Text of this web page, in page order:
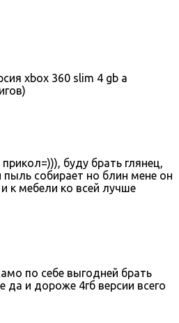
xbox 360 slim 4 gb а
буду брать глянец,
пыль собирает но блин мене он
к мебели ко всей лучше
по себе выгодней брать
да и дороже 4гб версии всего